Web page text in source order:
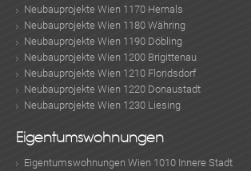
Neubauprojekte Wien 1170 Hernals
Neubauprojekte Wien 1180 Währing
Neubauprojekte Wien 1190 Döbling
Neubauprojekte Wien 1200 Brigittenau
Neubauprojekte Wien 1210 Floridsdorf
Neubauprojekte Wien 1220 Donaustadt
Neubauprojekte Wien 1230 Liesing
Eigentumswohnungen
Eigentumswohnungen Wien 1010 Innere Stadt